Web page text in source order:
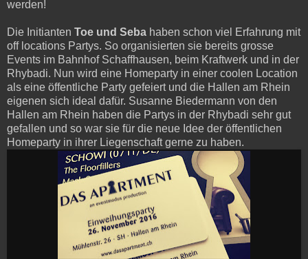
werden!
Die Initianten Toe und Seba haben schon viel Erfahrung mit
off locations Partys. So organisierten sie bereits grosse
Events im Bahnhof Schaffhausen, beim Kraftwerk und in der
Rhybadi. Nun wird eine Homeparty in einer coolen Location
als eine öffentliche Party gefeiert und die Hallen am Rhein
eigenen sich ideal dafür. Susanne Biedermann von den
Hallen am Rhein haben die Partys in der Rhybadi sehr gut
gefallen und so war sie für die neue Idee der öffentlichen
Homeparty in ihrer Liegenschaft gerne zu haben.